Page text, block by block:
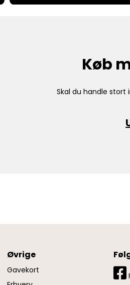
Køb
Skal du handle stort
Øvrige
Gavekort